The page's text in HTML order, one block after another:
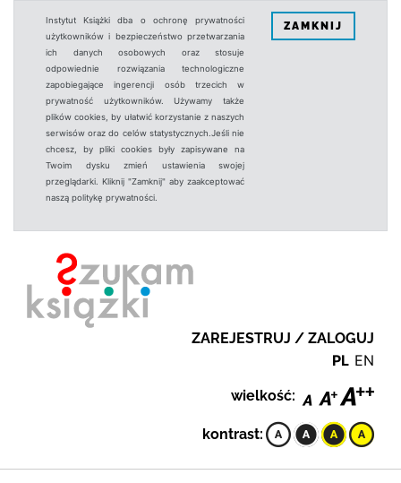
Instytut Książki dba o ochronę prywatności
użytkowników i bezpieczeństwo przetwarzania
ich danych osobowych oraz stosuje
odpowiednie rozwiązania technologiczne
zapobiegające ingerencji osób trzecich w
prywatność użytkowników. Używamy także
plików cookies, by ułatwić korzystanie z naszych
serwisów oraz do celów statystycznych.Jeśli nie
chcesz, by pliki cookies były zapisywane na
Twoim dysku zmień ustawienia swojej
przeglądarki. Kliknij "Zamknij" aby zaakceptować
naszą politykę prywatności.
ZAMKNIJ
ZAREJESTRUJ / ZALOGUJ
PL EN
wielkość:
kontrast: